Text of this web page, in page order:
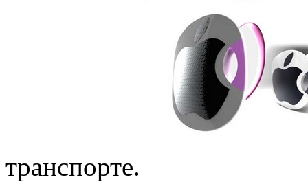
транспорте.